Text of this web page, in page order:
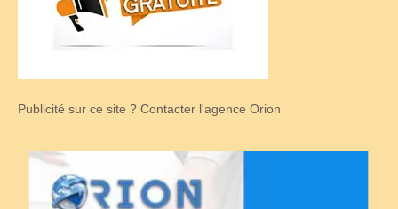
Publicité sur ce site ? Contacter l'agence Orion